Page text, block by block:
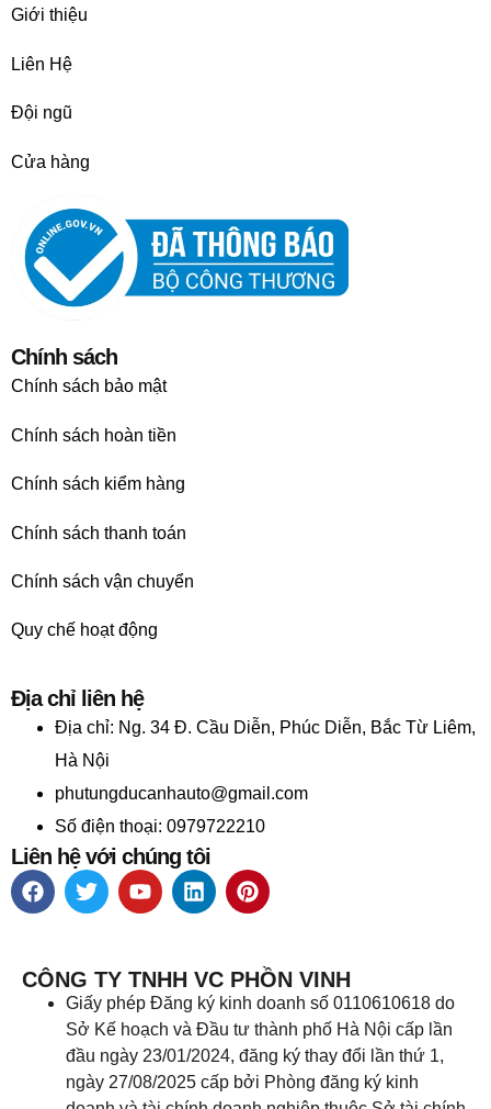
Giới thiệu
Liên Hệ
Đội ngũ
Cửa hàng
Chính sách
Chính sách bảo mật
Chính sách hoàn tiền
Chính sách kiểm hàng
Chính sách thanh toán
Chính sách vận chuyển
Quy chế hoạt động
Địa chỉ liên hệ
Địa chỉ: Ng. 34 Đ. Cầu Diễn, Phúc Diễn, Bắc Từ Liêm,
Hà Nội
phutungducanhauto@gmail.com
Số điện thoại: 0979722210
Liên hệ với chúng tôi
CÔNG TY TNHH VC PHỒN VINH
Giấy phép Đăng ký kinh doanh số 0110610618 do
Sở Kế hoạch và Đầu tư thành phố Hà Nội cấp lần
đầu ngày 23/01/2024, đăng ký thay đổi lần thứ 1,
ngày 27/08/2025 cấp bởi Phòng đăng ký kinh